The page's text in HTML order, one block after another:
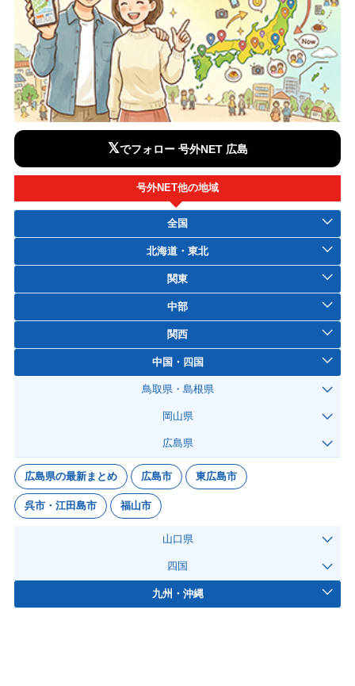
𝕏でフォロー 号外NET 広島
号外NET他の地域
全国
北海道・東北
関東
中部
関西
中国・四国
鳥取県・島根県
岡山県
広島県
広島県の最新まとめ 広島市 東広島市
呉市・江田島市 福山市
山口県
四国
九州・沖縄